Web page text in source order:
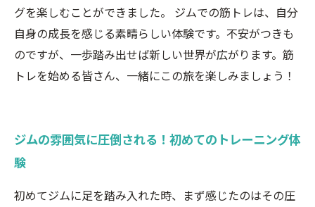
グを楽しむことができました。 ジムでの筋トレは、自分
自身の成長を感じる素晴らしい体験です。不安がつきも
のですが、一歩踏み出せば新しい世界が広がります。筋
トレを始める皆さん、一緒にこの旅を楽しみましょう！
ジムの雰囲気に圧倒される！初めてのトレーニング体
験
初めてジムに足を踏み入れた時、まず感じたのはその圧